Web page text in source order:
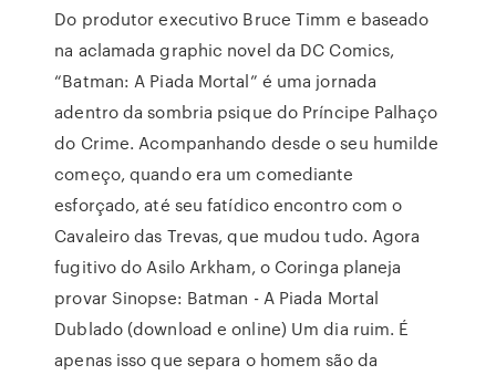
Do produtor executivo Bruce Timm e baseado
na aclamada graphic novel da DC Comics,
“Batman: A Piada Mortal” é uma jornada
adentro da sombria psique do Príncipe Palhaço
do Crime. Acompanhando desde o seu humilde
começo, quando era um comediante
esforçado, até seu fatídico encontro com o
Cavaleiro das Trevas, que mudou tudo. Agora
fugitivo do Asilo Arkham, o Coringa planeja
provar Sinopse: Batman - A Piada Mortal
Dublado (download e online) Um dia ruim. É
apenas isso que separa o homem são da